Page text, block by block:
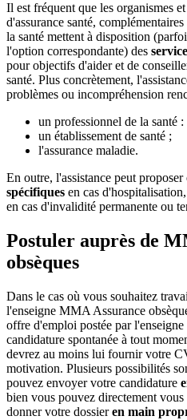
Il est fréquent que les organismes
d'assurance santé,
la santé mettent à disposition
l'option correspondante) des
pour objectifs d'aider et de
santé. Plus concrètement,
problèmes ou incompréhension
un professionnel de la santé
un établissement de santé ;
l'assurance maladie.
En outre, l'assistance peut proposer
spécifiques en cas
en cas d'invalidité permanente ou
Postuler auprès de
obsèques
Dans le cas où vous souhaitez
l'enseigne MMA Assurance
offre d'emploi postée par
candidature spontanée à tout
devrez au moins lui fournir votre
motivation. Plusieurs possibilités
pouvez envoyer votre candidature
bien vous pouvez directement
donner votre dossieren main